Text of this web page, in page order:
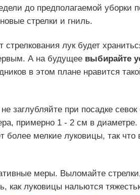
до предполагаемой уборки
стрелки и гниль.
лук будет
А на будущее выбирайте
в этом плане нравится
заглубляйте при посадке
примерно 1 - 2 см в
более мелкие луковицы, так что
меры. Выломайте
как луковицы нальются